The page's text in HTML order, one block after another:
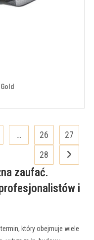
… 26
27
28
zaufać.
i
który obejmuje wiele